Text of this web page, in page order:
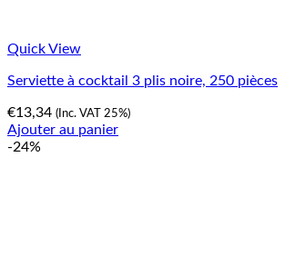
Quick View
Serviette à cocktail 3 plis noire, 250 pièces
€13,34 (Inc. VAT 25%)
Ajouter au panier
-24%